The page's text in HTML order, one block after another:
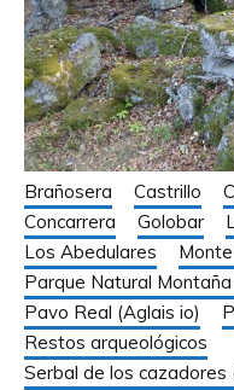
Brañosera Castrillo
Concarrera
Golobar
Los Abedulares
Parque Natural
Pavo Real (Aglais io)
Restos arqueológicos
Serbal de los cazadores